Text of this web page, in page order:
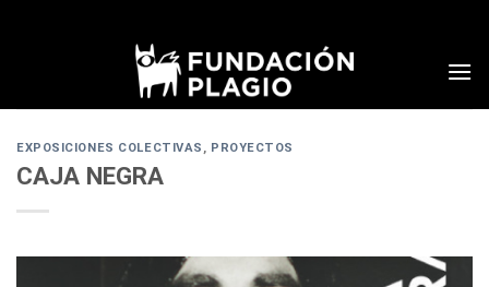
EXPOSICIONES COLECTIVAS , PROYECTOS
CAJA NEGRA